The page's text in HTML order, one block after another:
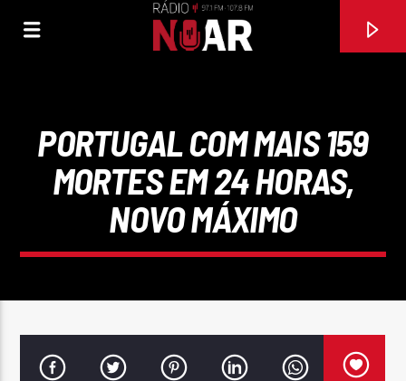
UM XI-CORAÇÃO
PORTUGAL COM MAIS 159
MORTES EM 24 HORAS,
NOVO MÁXIMO